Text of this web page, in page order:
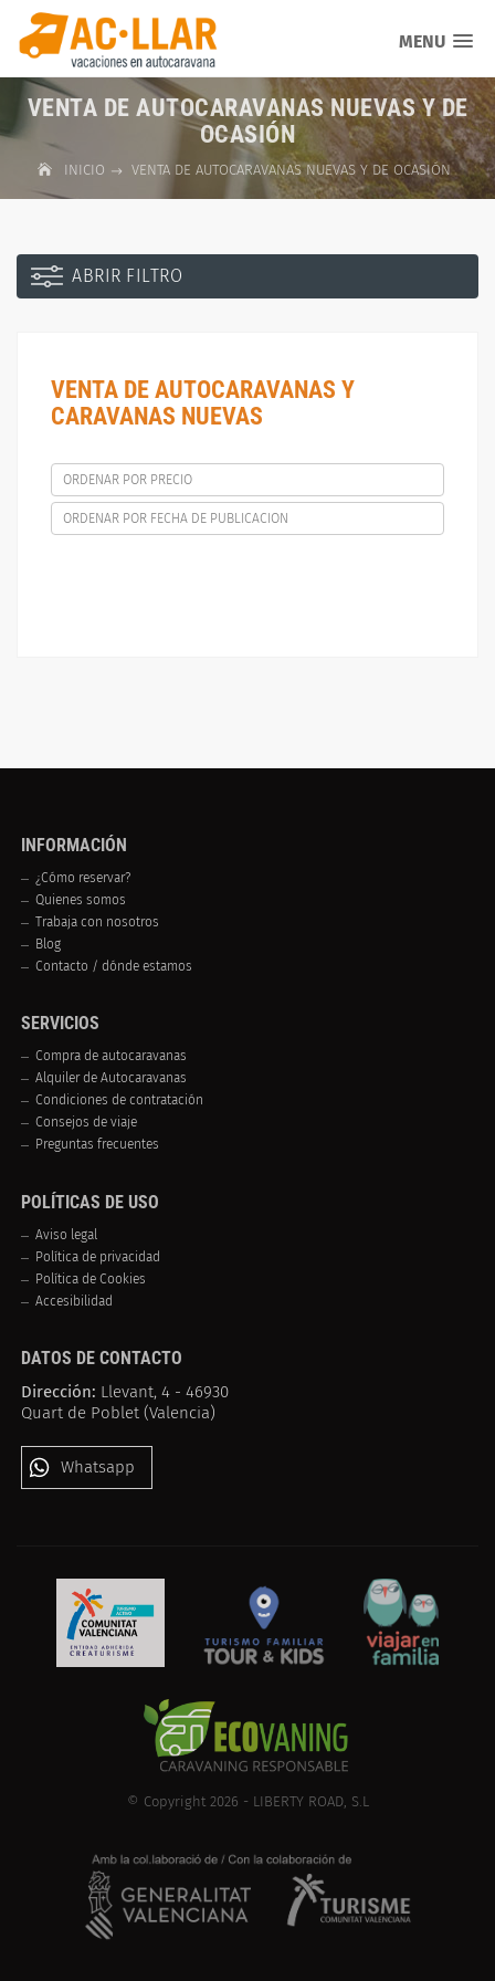
MENU
VENTA DE AUTOCARAVANAS NUEVAS Y DE
OCASIÓN
INICIO VENTA DE AUTOCARAVANAS NUEVAS Y DE OCASIÓN
ABRIR FILTRO
VENTA DE AUTOCARAVANAS Y
CARAVANAS NUEVAS
ORDENAR POR PRECIO
ORDENAR POR FECHA DE PUBLICACION
INFORMACIÓN
¿Cómo reservar?
Quienes somos
Trabaja con nosotros
Blog
Contacto / dónde estamos
SERVICIOS
Compra de autocaravanas
Alquiler de Autocaravanas
Condiciones de contratación
Consejos de viaje
Preguntas frecuentes
POLÍTICAS DE USO
Aviso legal
Política de privacidad
Política de Cookies
Accesibilidad
DATOS DE CONTACTO
Dirección: Llevant, 4 - 46930
Quart de Poblet (Valencia)
Whatsapp
© Copyright 2026 - LIBERTY ROAD, S.L